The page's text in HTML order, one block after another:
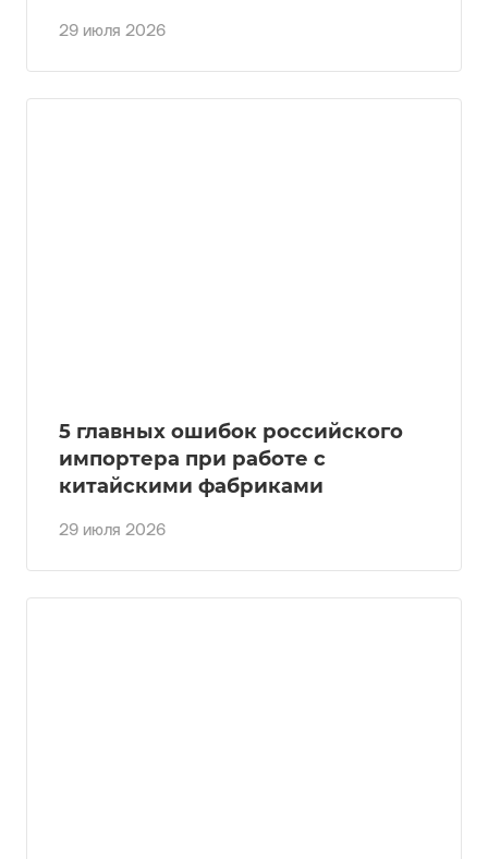
29 июля 2026
29 июля 2026
5 главных ошибок российского
импортера при работе с
китайскими фабриками